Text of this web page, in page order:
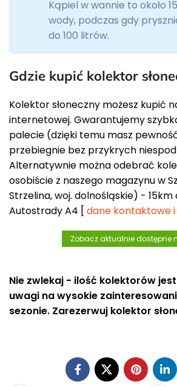
Kąpiel w wannie to około
wody, podczas gdy
do 100 litrów.
Gdzie kupić kolektor
Kolektor słoneczny możesz kupić
internetowej. Gwarantujemy
palecie (dzięki temu masz
przebiegnie bez przykrych
Alternatywnie można odebrać
osobiście z naszego magazynu w
Strzelina, woj. dolnośląskie) - 15km
Autostrady A4 [ dane kontaktowe i
Zobacz aktualnie dostępne
Nie zwlekaj - ilość kolektorów
uwagi na wysokie
sezonie. Zarezerwuj kolektor